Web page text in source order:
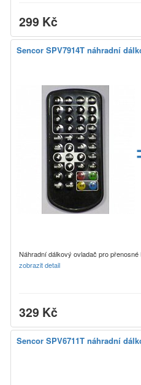
299 Kč
Sencor SPV7914T náhradní
Náhradní dálkový ovladač pro
zobrazit detail
329 Kč
Sencor SPV6711T náhradní